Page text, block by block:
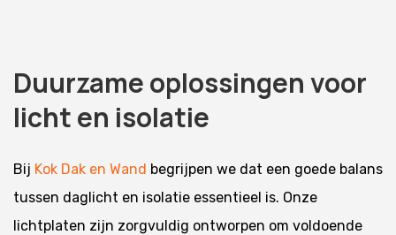
Duurzame oplossingen voor
licht en isolatie
Bij Kok Dak en Wand begrijpen we dat een goede balans
tussen daglicht en isolatie essentieel is. Onze
lichtplaten zijn zorgvuldig ontworpen om voldoende